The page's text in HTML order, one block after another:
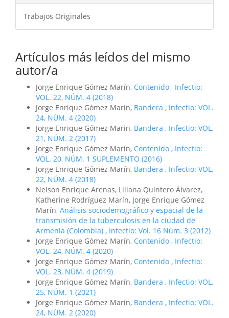
Trabajos Originales
Artículos más leídos del mismo
autor/a
Jorge Enrique Gómez Marín, Contenido , Infectio:
VOL. 22, NÚM. 4 (2018)
Jorge Enrique Gómez Marín, Bandera , Infectio: VOL.
24, NÚM. 4 (2020)
Jorge Enrique Gómez Marin, Bandera , Infectio: VOL.
21, NÚM. 2 (2017)
Jorge Enrique Gómez Marín, Contenido , Infectio:
VOL. 20, NÚM. 1 SUPLEMENTO (2016)
Jorge Enrique Gómez Marín, Bandera , Infectio: VOL.
22, NÚM. 4 (2018)
Nelson Enrique Arenas, Liliana Quintero Álvarez,
Katherine Rodríguez Marín, Jorge Enrique Gómez
Marín, Análisis sociodemográfico y espacial de la
transmisión de la tuberculosis en la ciudad de
Armenia (Colombia) , Infectio: Vol. 16 Núm. 3 (2012)
Jorge Enrique Gómez Marín, Contenido , Infectio:
VOL. 24, NÚM. 4 (2020)
Jorge Enrique Gómez Marín, Contenido , Infectio:
VOL. 23, NÚM. 4 (2019)
Jorge Enrique Gómez Marín, Bandera , Infectio: VOL.
25, NÚM. 1 (2021)
Jorge Enrique Gómez Marín, Bandera , Infectio: VOL.
24, NÚM. 2 (2020)